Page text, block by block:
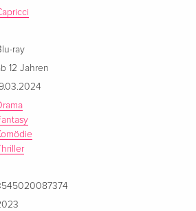
ray
12 Jahren
Thriller